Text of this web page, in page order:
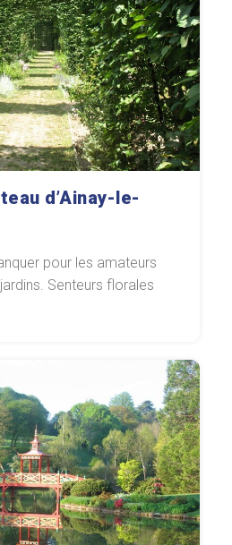
d’Ainay-le-
pour les amateurs
Senteurs florales